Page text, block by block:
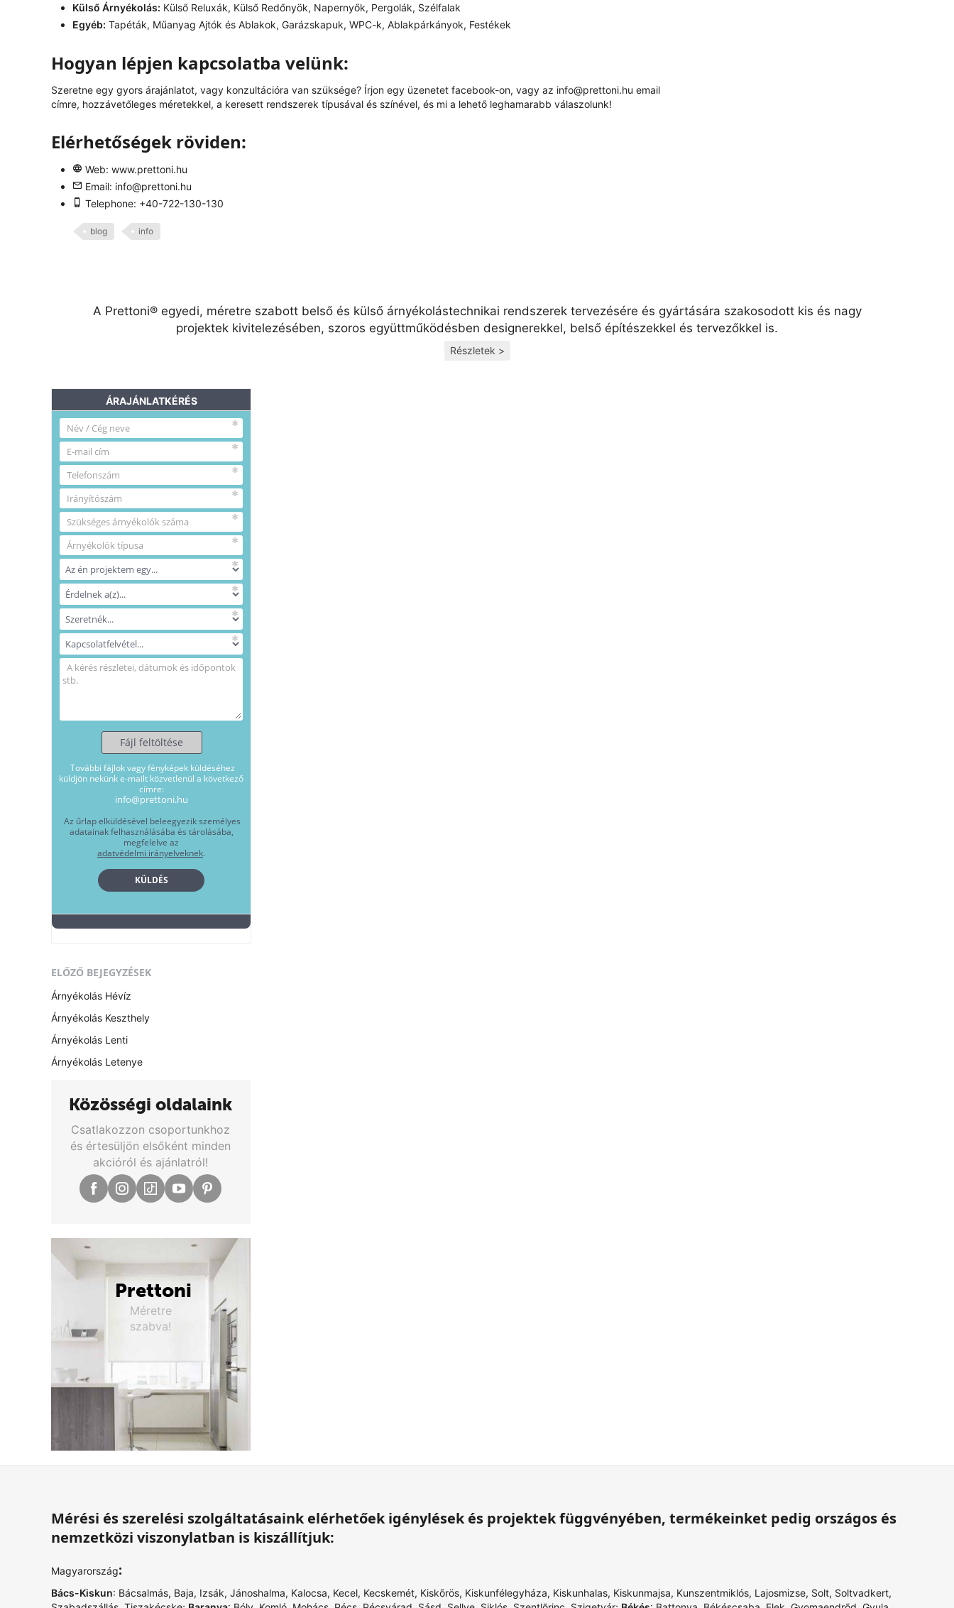
Külső Árnyékolás: Külső Reluxák, Külső Redőnyök, Napernyők, Pergolák, Szélfalak
Egyéb: Tapéták, Műanyag Ajtók és Ablakok, Garázskapuk, WPC-k, Ablakpárkányok, Festékek
Hogyan lépjen kapcsolatba velünk:
Szeretne egy gyors árajánlatot, vagy konzultációra van szüksége? Írjon egy üzenetet facebook-on, vagy az info@prettoni.hu email
címre, hozzávetőleges méretekkel, a keresett rendszerek típusával és színével, és mi a lehető leghamarabb válaszolunk!
Elérhetőségek röviden:
Web: www.prettoni.hu
Email: info@prettoni.hu
Telephone: +40-722-130-130
blog info
A Prettoni® egyedi, méretre szabott belső és külső árnyékolástechnikai rendszerek tervezésére és gyártására szakosodott kis és nagy
projektek kivitelezésében, szoros együttműködésben designerekkel, belső építészekkel és tervezőkkel is.
Részletek >
ÁRAJÁNLATKÉRÉS
ELŐZŐ BEJEGYZÉSEK
Árnyékolás Hévíz
Árnyékolás Keszthely
Árnyékolás Lenti
Árnyékolás Letenye
Közösségi oldalaink
Csatlakozzon csoportunkhoz
és értesüljön elsőként minden
akcióról és ajánlatról!
Prettoni
Méretre
szabva!
Mérési és szerelési szolgáltatásaink elérhetőek igénylések és projektek függvényében, termékeinket pedig országos és
nemzetközi viszonylatban is kiszállítjuk:
Magyarország:
Bács-Kiskun: Bácsalmás, Baja, Izsák, Jánoshalma, Kalocsa, Kecel, Kecskemét, Kiskõrös, Kiskunfélegyháza, Kiskunhalas, Kiskunmajsa, Kunszentmiklós, Lajosmizse, Solt, Soltvadkert,